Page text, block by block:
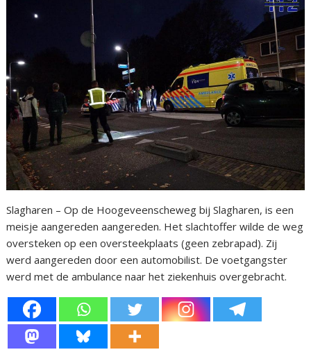
Slagharen – Op de Hoogeveenscheweg bij Slagharen, is een
meisje aangereden aangereden. Het slachtoffer wilde de weg
oversteken op een oversteekplaats (geen zebrapad). Zij
werd aangereden door een automobilist. De voetgangster
werd met de ambulance naar het ziekenhuis overgebracht.